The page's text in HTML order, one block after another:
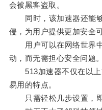
会被黑客盗取。
同时，该加速器还能够
侵，为用户提供更加安全
用户可以在网络世界中
动，而无需担心安全问题。
513加速器不仅在以上
易用的特点。
只需轻松几步设置，即